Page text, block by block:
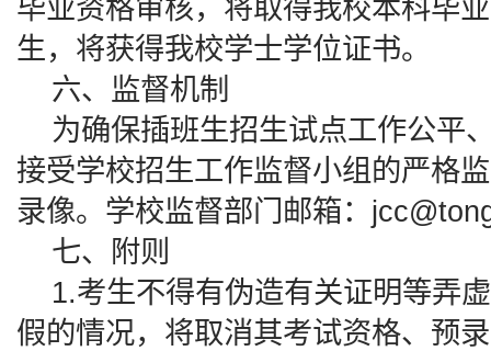
毕业资格审核，将取得我校本科毕
生，将获得我校学士学位证书。
六、监督机制
为确保插班生招生试点工作公平
接受学校招生工作监督小组的严格
录像。学校监督部门邮箱：
七、附则
1.考生不得有伪造有关证明等弄
假的情况，将取消其考试资格、预